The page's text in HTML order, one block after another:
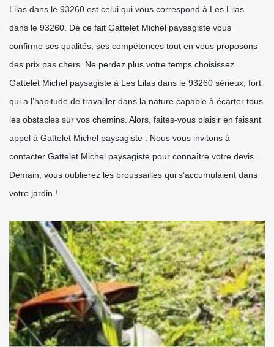
Lilas dans le 93260 est celui qui vous correspond à Les Lilas
dans le 93260. De ce fait Gattelet Michel paysagiste vous
confirme ses qualités, ses compétences tout en vous proposons
des prix pas chers. Ne perdez plus votre temps choisissez
Gattelet Michel paysagiste à Les Lilas dans le 93260 sérieux, fort
qui a l’habitude de travailler dans la nature capable à écarter tous
les obstacles sur vos chemins. Alors, faites-vous plaisir en faisant
appel à Gattelet Michel paysagiste . Nous vous invitons à
contacter Gattelet Michel paysagiste pour connaître votre devis.
Demain, vous oublierez les broussailles qui s’accumulaient dans
votre jardin !